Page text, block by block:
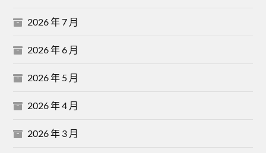
2026 年 7 月
2026 年 6 月
2026 年 5 月
2026 年 4 月
2026 年 3 月